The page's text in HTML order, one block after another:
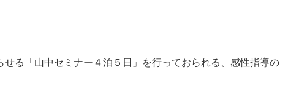
る「山中セミナー４泊５日」を行っておられる、感性指導の